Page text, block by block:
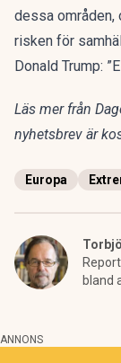
dessa områden,
risken för
Donald Trump:
Läs mer från
nyhetsbrev är
Europa
bland
ANNONS